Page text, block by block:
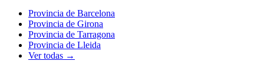
Provincia de Barcelona
Provincia de Girona
Provincia de Tarragona
Provincia de Lleida
Ver todas →